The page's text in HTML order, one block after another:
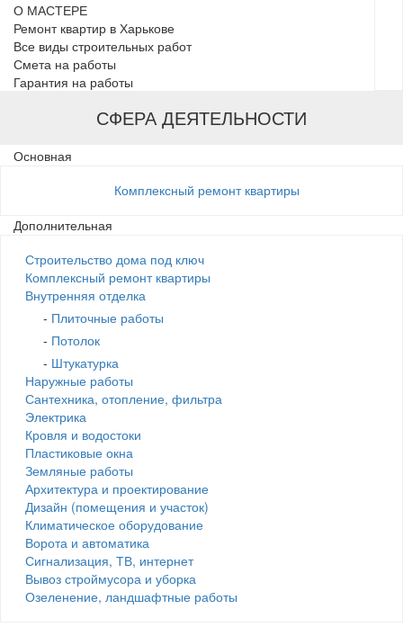
О МАСТЕРЕ
Ремонт квартир в Харькове
Все виды строительных работ
Смета на работы
Гарантия на работы
СФЕРА ДЕЯТЕЛЬНОСТИ
Основная
Комплексный ремонт квартиры
Дополнительная
Строительство дома под ключ
Комплексный ремонт квартиры
Внутренняя отделка
- Плиточные работы
- Потолок
- Штукатурка
Наружные работы
Сантехника, отопление, фильтра
Электрика
Кровля и водостоки
Пластиковые окна
Земляные работы
Архитектура и проектирование
Дизайн (помещения и участок)
Климатическое оборудование
Ворота и автоматика
Сигнализация, ТВ, интернет
Вывоз строймусора и уборка
Озеленение, ландшафтные работы